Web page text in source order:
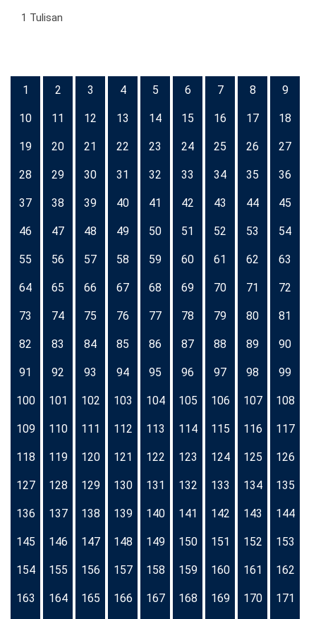
1 Tulisan
1 2 3 4 5 6 7 8 9
10 11 12 13 14 15 16 17 18
19 20 21 22 23 24 25 26 27
28 29 30 31 32 33 34 35 36
37 38 39 40 41 42 43 44 45
46 47 48 49 50 51 52 53 54
55 56 57 58 59 60 61 62 63
64 65 66 67 68 69 70 71 72
73 74 75 76 77 78 79 80 81
82 83 84 85 86 87 88 89 90
91 92 93 94 95 96 97 98 99
100 101 102 103 104 105 106 107 108
109 110 111 112 113 114 115 116 117
118 119 120 121 122 123 124 125 126
127 128 129 130 131 132 133 134 135
136 137 138 139 140 141 142 143 144
145 146 147 148 149 150 151 152 153
154 155 156 157 158 159 160 161 162
163 164 165 166 167 168 169 170 171